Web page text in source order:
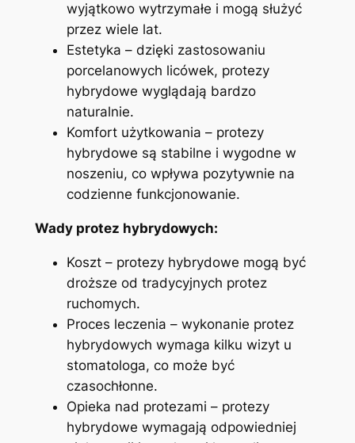
wyjątkowo wytrzymałe i ​mogą służyć
przez wiele ‌lat.
Estetyka – dzięki zastosowaniu
‍porcelanowych licówek, protezy
hybrydowe wyglądają bardzo
naturalnie.
Komfort użytkowania – protezy​
hybrydowe są stabilne i wygodne w‍
noszeniu, co wpływa pozytywnie na
codzienne funkcjonowanie.
Wady protez hybrydowych:
Koszt – protezy hybrydowe mogą być
droższe od tradycyjnych protez
ruchomych.
Proces leczenia – wykonanie protez
hybrydowych ‍wymaga kilku wizyt u
stomatologa, ⁤co może być
⁣czasochłonne.
Opieka⁤ nad ⁤protezami – protezy
hybrydowe wymagają ​odpowiedniej